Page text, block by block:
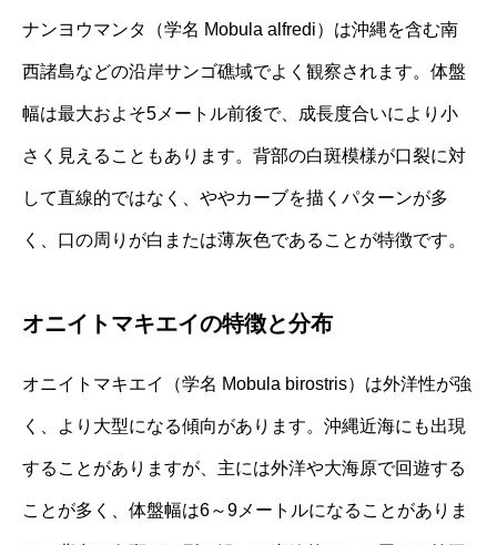
ナンヨウマンタ（学名 Mobula alfredi）は沖縄を含む南
西諸島などの沿岸サンゴ礁域でよく観察されます。体盤
幅は最大およそ5メートル前後で、成長度合いにより小
さく見えることもあります。背部の白斑模様が口裂に対
して直線的ではなく、ややカーブを描くパターンが多
く、口の周りが白または薄灰色であることが特徴です。
オニイトマキエイの特徴と分布
オニイトマキエイ（学名 Mobula birostris）は外洋性が強
く、より大型になる傾向があります。沖縄近海にも出現
することがありますが、主には外洋や大海原で回遊する
ことが多く、体盤幅は6～9メートルになることがありま